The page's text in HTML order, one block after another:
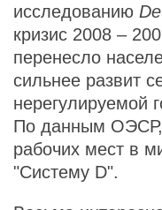
исследованию
кризис 2008 –
перенесло
сильнее развит
нерегулируемой
По данным ОЭСР,
рабочих мест в
"Систему D".